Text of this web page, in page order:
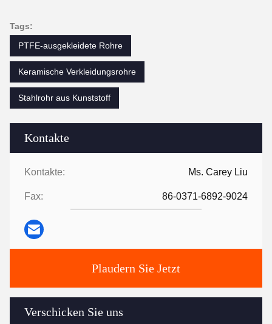
Kontakte
Kontakte: Ms. Carey Liu
Fax: 86-0371-6892-9024
Plaudern Sie Jetzt
Verschicken Sie uns
Tags:
PTFE-ausgekleidete Rohre
Keramische Verkleidungsrohre
Stahlrohr aus Kunststoff